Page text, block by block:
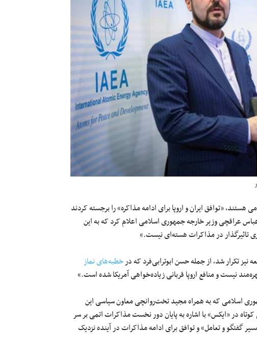
«توافق ایران و اروپا برای ادامه مذاکره» را برجسته کردند
عراقچی وزیر خارجه جمهوری اسلامی اعلام کرد که به این
تاثیرگذار در مذاکرات هسته‌ای نیست.»
تکرار شد، از جمله حسن ابوترابی‌فرد که درخطبه‌های نماز
نیست و منافع اروپا قربانی زیاده‌خواهی آمریکا شده است.»
اسلامی که به همراه مجید تخت‌روانچی معاون سیاسی این
در «ایکس» با اشاره به پایان دور نخست مذاکرات اتمی بر سر
گفتگو و تعامل» و توافق برای ادامه مذاکرات در آینده نزدیک